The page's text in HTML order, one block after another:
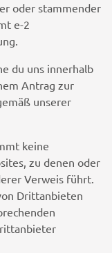
oder stammender
e-2
du uns innerhalb
Antrag zur
unserer
keine
zu denen oder
Verweis führt.
Drittanbieten